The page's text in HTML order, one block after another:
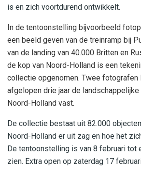
is en zich voortdurend ontwikkelt.
In de tentoonstelling bijvoorbeeld
een beeld geven van de treinramp bij
van de landing van 40.000 Britten en
de kop van Noord-Holland is een
collectie opgenomen. Twee fotografen
afgelopen drie jaar de
Noord-Holland vast.
De collectie bestaat uit 82.000
Noord-Holland er uit zag en hoe het
De tentoonstelling is van 8 februari tot
zien. Extra open op zaterdag 17